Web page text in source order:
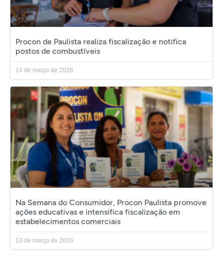
Procon de Paulista realiza fiscalização e notifica
postos de combustíveis
14 de março de 2026
Na Semana do Consumidor, Procon Paulista promove
ações educativas e intensifica fiscalização em
estabelecimentos comerciais
13 de março de 2026